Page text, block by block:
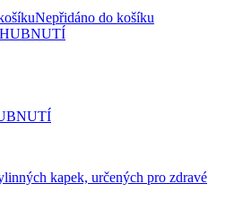
Nepřidáno do košíku
kapek, určených pro zdravé